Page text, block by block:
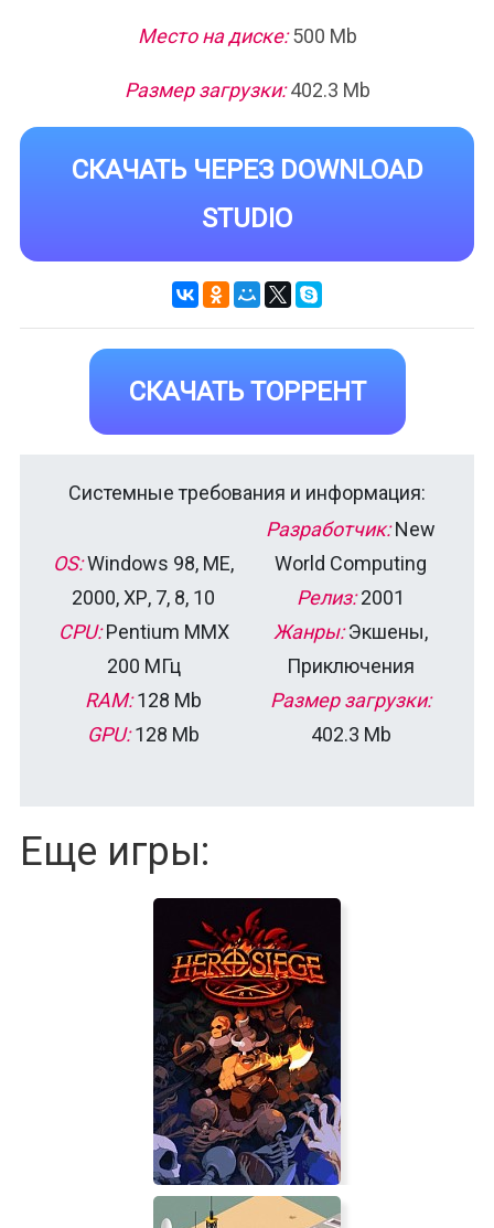
Место на диске:500 Mb
Размер загрузки:402.3 Mb
СКАЧАТЬ ЧЕРЕЗ DOWNLOAD
STUDIO
СКАЧАТЬ ТОРРЕНТ
Системные требования и информация:
OS:Windows 98, ME,
2000, ХР, 7, 8, 10
CPU:Pentium MMX
200 МГц
RAM:128 Mb
GPU:128 Mb
Разработчик:New
World Computing
Релиз:2001
Жанры:Экшены,
Приключения
Размер загрузки:
402.3 Mb
Еще игры: